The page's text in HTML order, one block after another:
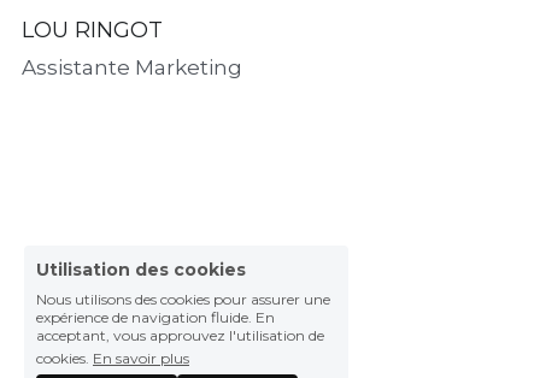
LOU RINGOT
Assistante Marketing
Utilisation des cookies
Nous utilisons des cookies pour assurer une
expérience de navigation fluide. En
acceptant, vous approuvez l'utilisation de
cookies. En savoir plus